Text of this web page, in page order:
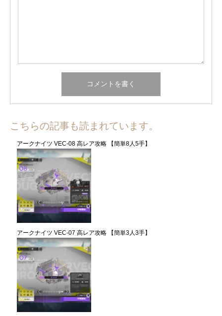
こちらの記事も読まれています。
アークナイツ VEC-08 高レア攻略 【簡単8人5手】
アークナイツ VEC-07 高レア攻略 【簡単3人3手】